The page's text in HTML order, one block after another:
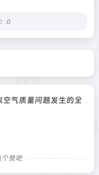
0
气质量问题发生的全
个赞吧